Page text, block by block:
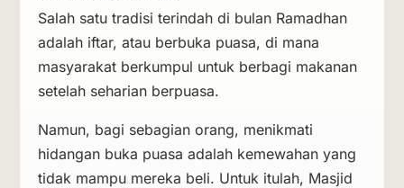
Salah satu tradisi terindah di bulan Ramadhan
adalah iftar, atau berbuka puasa, di mana
masyarakat berkumpul untuk berbagi makanan
setelah seharian berpuasa.
Namun, bagi sebagian orang, menikmati
hidangan buka puasa adalah kemewahan yang
tidak mampu mereka beli. Untuk itulah, Masjid